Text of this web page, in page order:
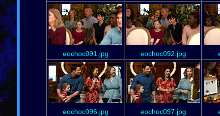
eochoc091.jpg eochoc092.jpg
eochoc096.jpg eochoc097.jpg